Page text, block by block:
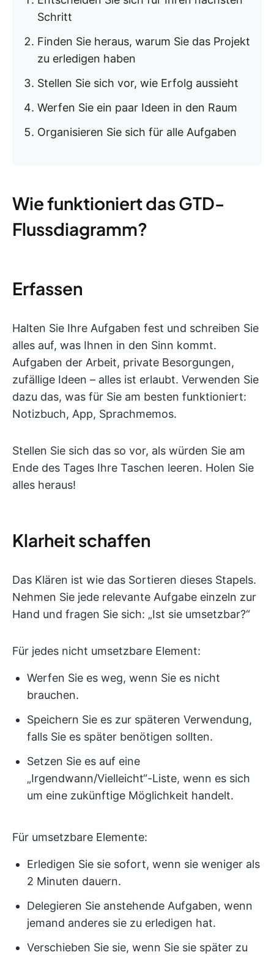
Schritt
Finden Sie heraus, warum Sie das Projekt
zu erledigen haben
Stellen Sie sich vor, wie Erfolg aussieht
Werfen Sie ein paar Ideen in den Raum
Organisieren Sie sich für alle Aufgaben
Wie funktioniert das GTD-
Flussdiagramm?
Erfassen
Halten Sie Ihre Aufgaben fest und schreiben Sie
alles auf, was Ihnen in den Sinn kommt.
Aufgaben der Arbeit, private Besorgungen,
zufällige Ideen – alles ist erlaubt. Verwenden Sie
dazu das, was für Sie am besten funktioniert:
Notizbuch, App, Sprachmemos.
Stellen Sie sich das so vor, als würden Sie am
Ende des Tages Ihre Taschen leeren. Holen Sie
alles heraus!
Klarheit schaffen
Das Klären ist wie das Sortieren dieses Stapels.
Nehmen Sie jede relevante Aufgabe einzeln zur
Hand und fragen Sie sich: „Ist sie umsetzbar?“
Für jedes nicht umsetzbare Element:
Werfen Sie es weg, wenn Sie es nicht
brauchen.
Speichern Sie es zur späteren Verwendung,
falls Sie es später benötigen sollten.
Setzen Sie es auf eine
„Irgendwann/Vielleicht“-Liste, wenn es sich
um eine zukünftige Möglichkeit handelt.
Für umsetzbare Elemente:
Erledigen Sie sie sofort, wenn sie weniger als
2 Minuten dauern.
Delegieren Sie anstehende Aufgaben, wenn
jemand anderes sie zu erledigen hat.
Verschieben Sie sie, wenn Sie sie später zu